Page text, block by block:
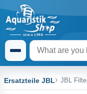
Ersatzteile JBL JBL